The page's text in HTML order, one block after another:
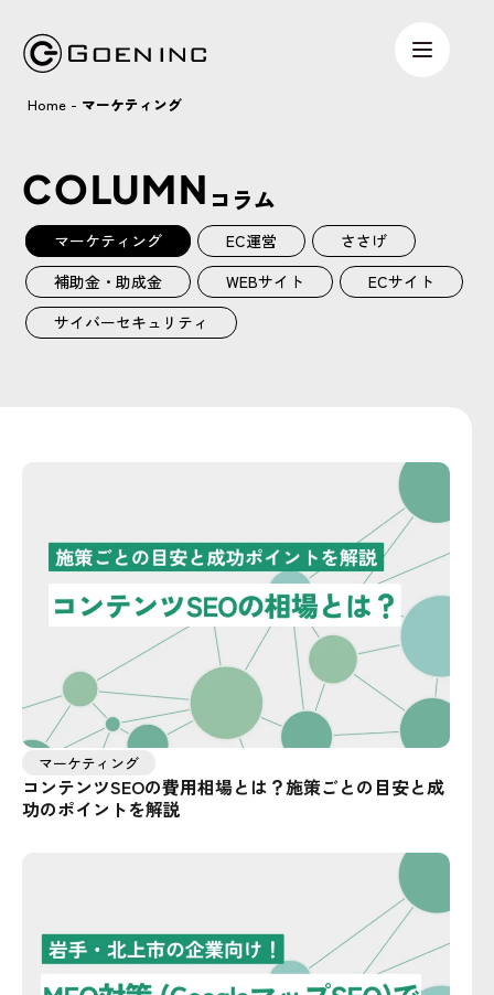
Home - マーケティング
COLUMN コラム
マーケティング EC運営
ささげ
補助金・助成金
WEBサイト
ECサイト
サイバーセキュリティ
マーケティング
コンテンツSEOの費用相場とは？施策ごとの目安と成
功のポイントを解説